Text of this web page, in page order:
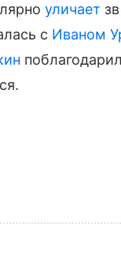
уличает
с Иваном